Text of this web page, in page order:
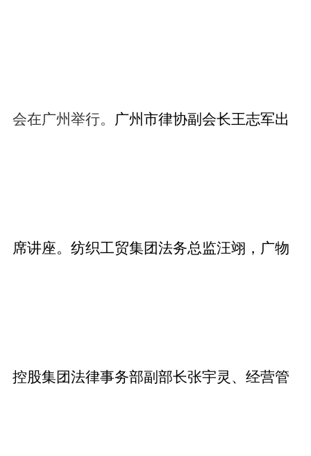
会在广州举行。 广州市律协副会长王志军出
席讲座。纺织工贸集团法务总监汪翊，广物
控股集团法律事务部副部长张宇灵、经营管